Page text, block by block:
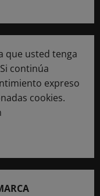
que usted tenga
continúa
expreso
cookies.